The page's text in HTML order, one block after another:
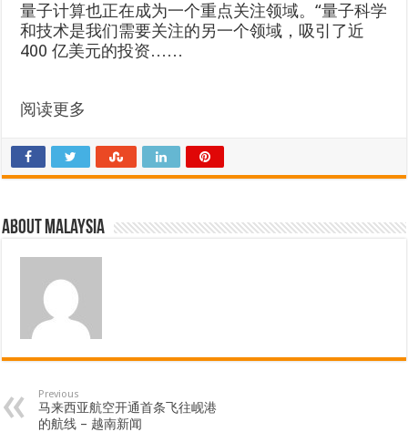
量子计算也正在成为一个重点关注领域。“量子科学
和技术是我们需要关注的另一个领域，吸引了近
400 亿美元的投资……
阅读更多
About Malaysia
Previous
马来西亚航空开通首条飞往岘港
的航线 – 越南新闻